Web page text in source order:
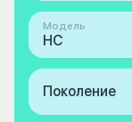
Модель
HC
Поколение